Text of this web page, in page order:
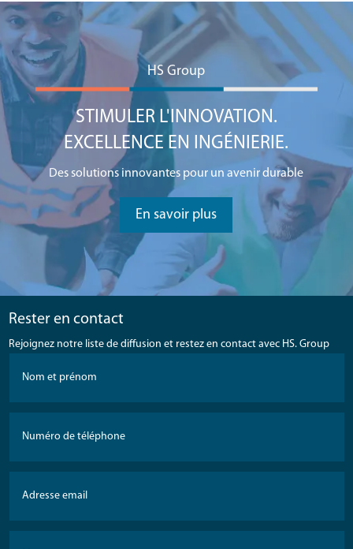
STIMULER L'INNOVATION.
EXCELLENCE EN INGÉNIERIE.
HS Group
Des solutions innovantes pour un avenir durable
En savoir plus
Rester en contact
Rejoignez notre liste de diffusion et restez en contact avec HS. Group